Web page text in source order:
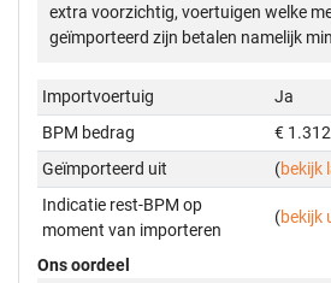
extra voorzichtig, voertuigen welke
geïmporteerd zijn betalen namelijk
Importvoertuig
Ja
BPM bedrag
€ 1.312
Geïmporteerd uit
(bekijk
Indicatie rest-BPM op
moment van importeren
(bekijk
Ons oordeel